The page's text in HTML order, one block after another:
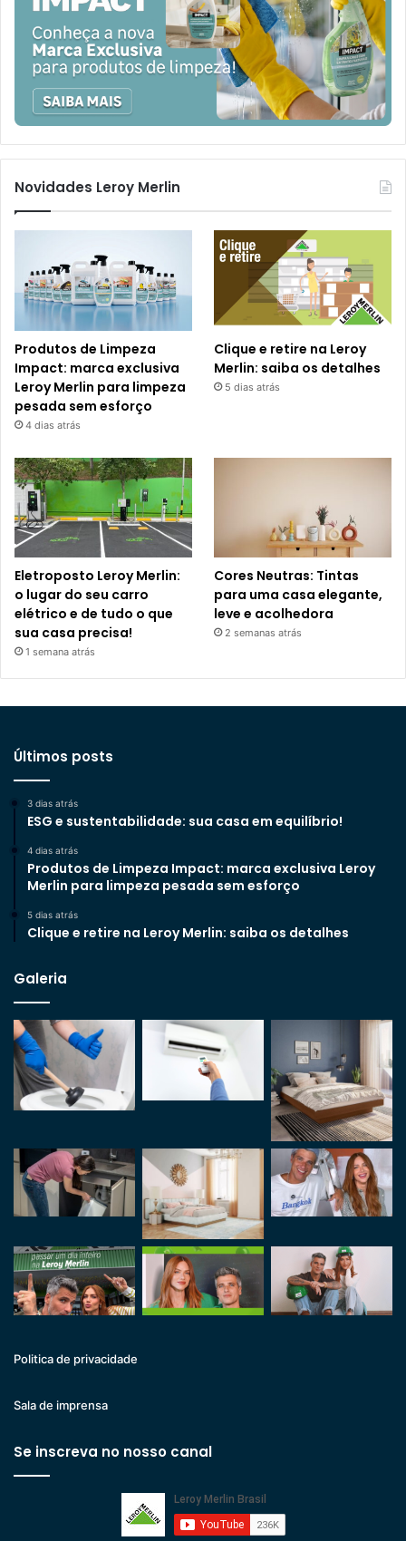
Novidades Leroy Merlin
Produtos de Limpeza
Impact: marca exclusiva
Leroy Merlin para limpeza
pesada sem esforço
4 dias atrás
Clique e retire na Leroy
Merlin: saiba os detalhes
5 dias atrás
Eletroposto Leroy Merlin:
o lugar do seu carro
elétrico e de tudo o que
sua casa precisa!
1 semana atrás
Cores Neutras: Tintas
para uma casa elegante,
leve e acolhedora
2 semanas atrás
Últimos posts
3 dias atrás
ESG e sustentabilidade: sua casa em equilíbrio!
4 dias atrás
Produtos de Limpeza Impact: marca exclusiva Leroy
Merlin para limpeza pesada sem esforço
5 dias atrás
Clique e retire na Leroy Merlin: saiba os detalhes
Galeria
Politica de privacidade
Sala de imprensa
Se inscreva no nosso canal